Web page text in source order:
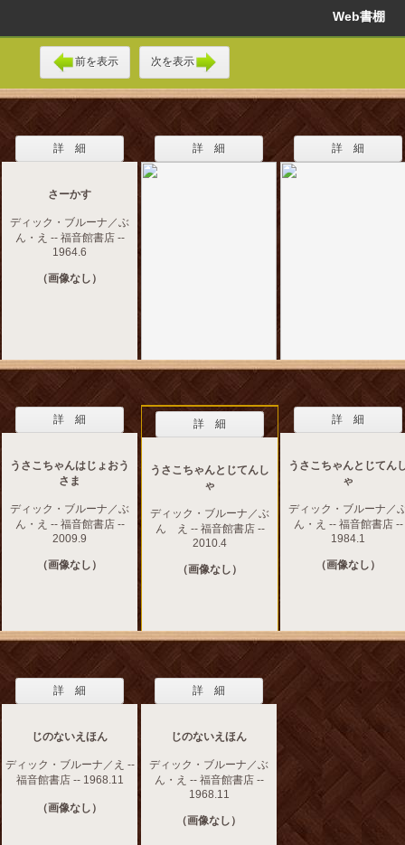
Web書棚
前を表示 次を表示
詳 細
さーかす
ディック・ブルーナ／ぶ
ん・え -- 福音館書店 --
1964.6
（画像なし）
詳 細 詳 細
詳 細
うさこちゃんはじょおう
さま
ディック・ブルーナ／ぶ
ん・え -- 福音館書店 --
2009.9
（画像なし）
詳 細
うさこちゃんとじてんし
ゃ
ディック・ブルーナ／ぶ
ん え -- 福音館書店 --
2010.4
（画像なし）
詳 細
うさこちゃんとじてん
ゃ
ディック・ブルーナ／
ん・え -- 福音館書店 --
1984.1
（画像なし）
詳 細
じのないえほん
ディック・ブルーナ／え --
福音館書店 -- 1968.11
（画像なし）
詳 細
じのないえほん
ディック・ブルーナ／ぶ
ん・え -- 福音館書店 --
1968.11
（画像なし）